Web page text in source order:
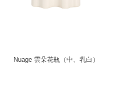
Nuage 雲朵花瓶（中、乳白）